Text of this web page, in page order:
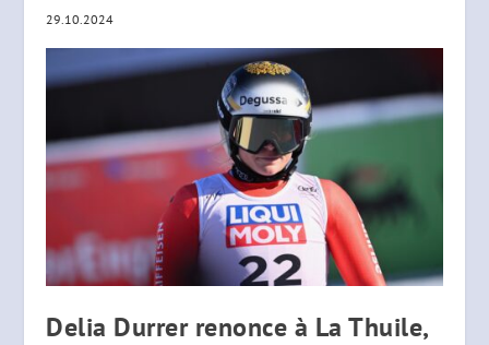
29.10.2024
Delia Durrer renonce à La Thuile,